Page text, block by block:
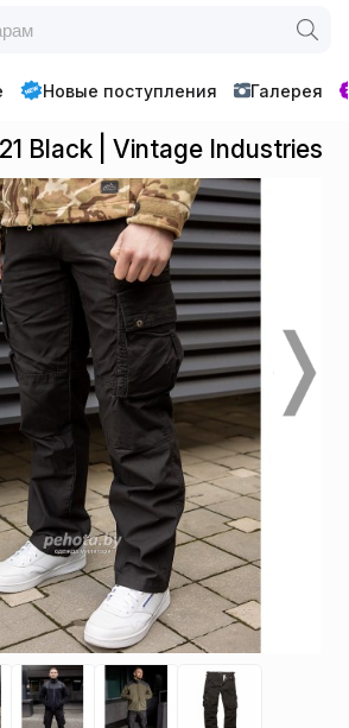
Новые поступления Галерея
Black | Vintage Industries